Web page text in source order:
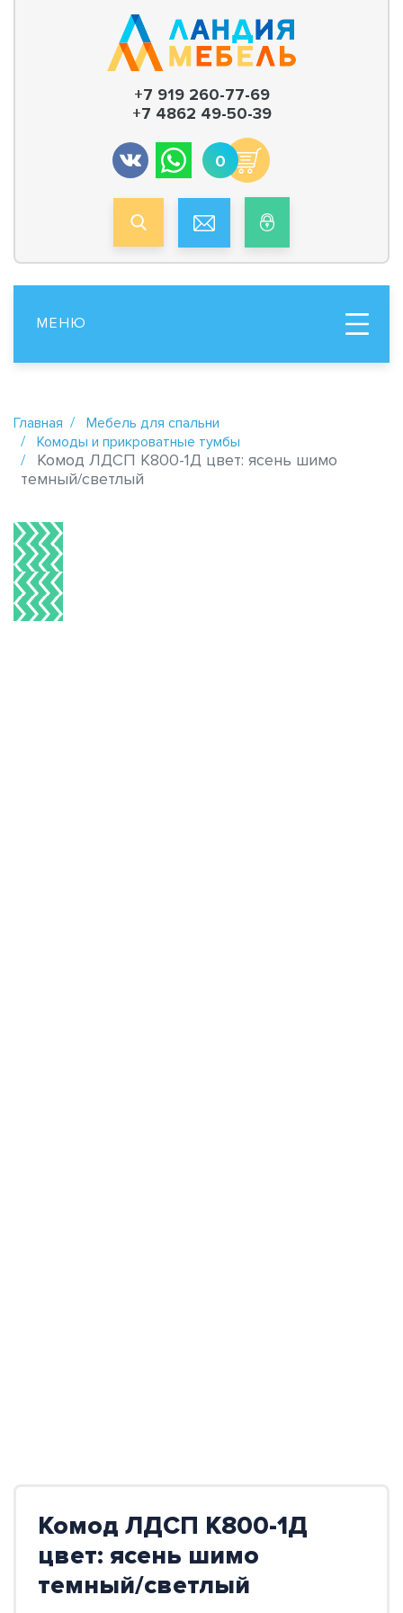
+7 919 260-77-69
+7 4862 49-50-39
0
МЕНЮ
Главная
Мебель для спальни
Комоды и прикроватные тумбы
Комод ЛДСП К800-1Д цвет: ясень шимо
темный/светлый
Комод ЛДСП К800-1Д
цвет: ясень шимо
темный/светлый